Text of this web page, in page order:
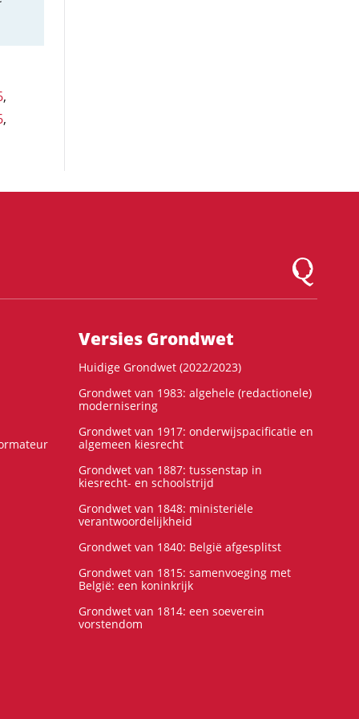
,
,
Logo
Versies Grondwet
Huidige Grondwet (2022/2023)
Grondwet van 1983: algehele (redactionele)
modernisering
Grondwet van 1917: onderwijspacificatie en
algemeen kiesrecht
Grondwet van 1887: tussenstap in
kiesrecht- en schoolstrijd
Grondwet van 1848: ministeriële
verantwoordelijkheid
Grondwet van 1840: België afgesplitst
Grondwet van 1815: samenvoeging met
België: een koninkrijk
Grondwet van 1814: een soeverein
vorstendom